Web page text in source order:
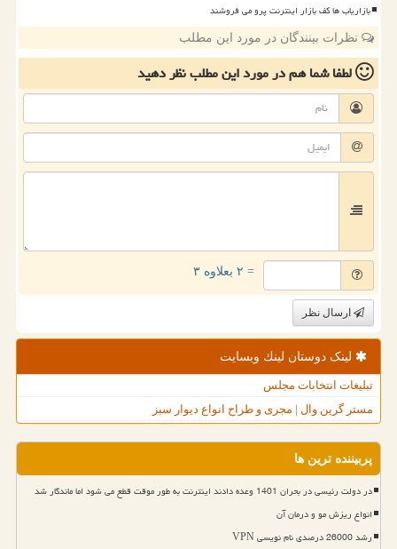
بازاریاب ها کف بازار اینترنت پرو می فروشند
نظرات بینندگان در مورد این مطلب
لطفا شما همدر مورد این مطلبنظر دهید
= ۲ بعلاوه ۳
ارسال نظر
لینک دوستان لینك وبسایت
تبلیغات انتخابات مجلس
مستر گرین وال | مجری و طراح انواع دیوار سبز
پربیننده ترین ها
در دولت رئیسی در بحران 1401 وعده دادند اینترنت به طور موقت قطع می شود اما ماندگار شد
انواع ریزش مو و درمان آن
رشد 26000 درصدی نام نویسی VPN